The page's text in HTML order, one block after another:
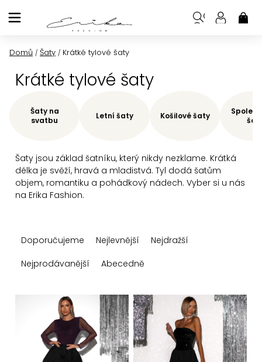
na
Domů / Šaty / Krátké tylové šaty
Krátké tylové šaty
Šaty jsou základ šatníku, který nikdy nezklame. Krátká
délka je svěží, hravá a mladistvá. Tyl dodá šatům
objem, romantiku a pohádkový nádech. Vyber si u nás
na Erika Fashion.
Šaty na
svatbu
Letní šaty Košilové šaty
aDoporučujeme Nejlevnější
Nejdražší
Nejprodávanější
Abecedně